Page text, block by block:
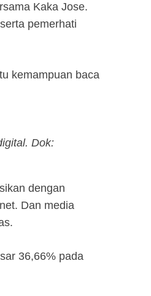
Kaka Jose.
pemerhati
kemampuan baca
Dok:
dengan
Dan media
36,66% pada